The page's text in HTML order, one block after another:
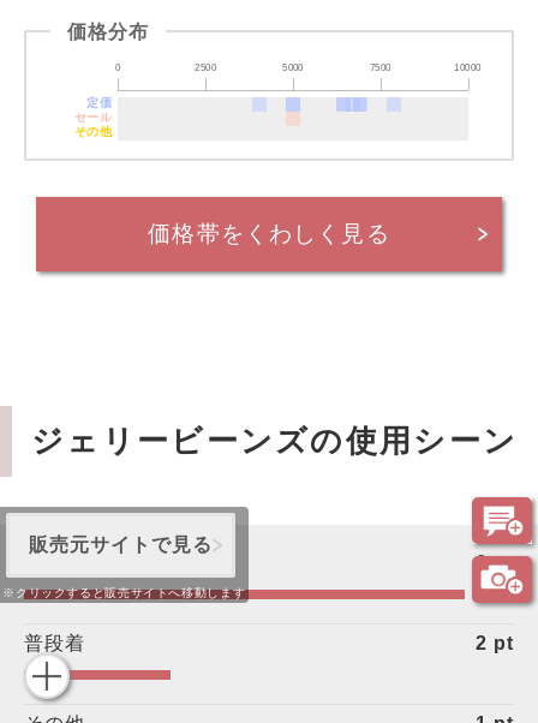
価格分布
0 2500 5000 7500 10000
定価
セール
その他
価格帯をくわしく見る
ジェリービーンズの使用シーン
6pt
普段着 2 pt
販売元サイトで見る
※クリックすると販売サイトへ移動します